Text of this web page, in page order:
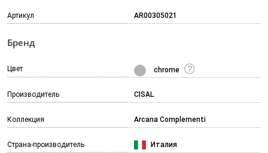
Артикул AR00305021
Бренд
Цвет chrome
Производитель CISAL
Коллекция Arcana Complementi
Страна-производитель Италия